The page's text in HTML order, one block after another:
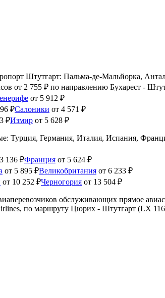
Штутгарт: Пальма-де-Мальйорка,
от 2 755 ₽ по направлению Бухарест -
от 5 912 ₽
₽Салоники от 4 571 ₽
₽Измир от 5 628 ₽
Турция, Германия, Италия, Испания,
136 ₽Франция от 5 624 ₽
от 5 895 ₽Великобритания от 6 233 ₽
от 10 252 ₽Черногория от 13 504 ₽
обслуживающих прямое
по маршруту Цюрих - Штутгарт (LX